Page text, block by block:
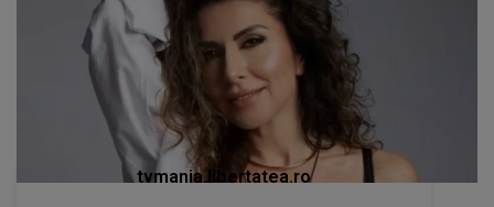
tvmania.libertatea.ro